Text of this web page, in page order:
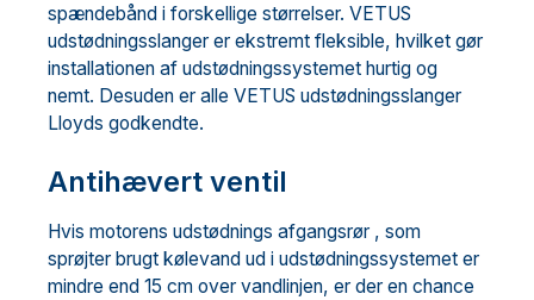
spændebånd i forskellige størrelser. VETUS
udstødningsslanger er ekstremt fleksible, hvilket gør
installationen af ​​udstødningssystemet hurtig og
nemt. Desuden er alle VETUS udstødningsslanger
Lloyds godkendte.
Antihævert ventil
Hvis motorens udstødnings afgangsrør , som
sprøjter brugt kølevand ud i udstødningssystemet er
mindre end 15 cm over vandlinjen, er der en chance